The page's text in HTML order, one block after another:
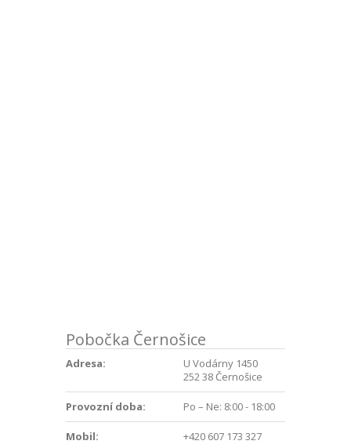
Pobočka Černošice
Adresa:
U Vodárny 1450
252 38 Černošice
Provozní doba: Po – Ne: 8:00 - 18:00
Mobil: +420 607 173 327